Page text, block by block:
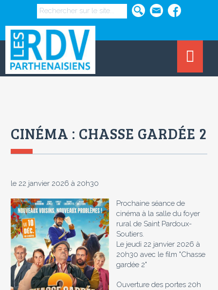
CINÉMA : CHASSE GARDÉE 2
le 22 janvier 2026 à 20h30
Prochaine séance de
cinéma à la salle du foyer
rural de Saint Pardoux-
Soutiers.
Le jeudi 22 janvier 2026 à
20h30 avec le film "Chasse
gardée 2"
Ouverture des portes 20h